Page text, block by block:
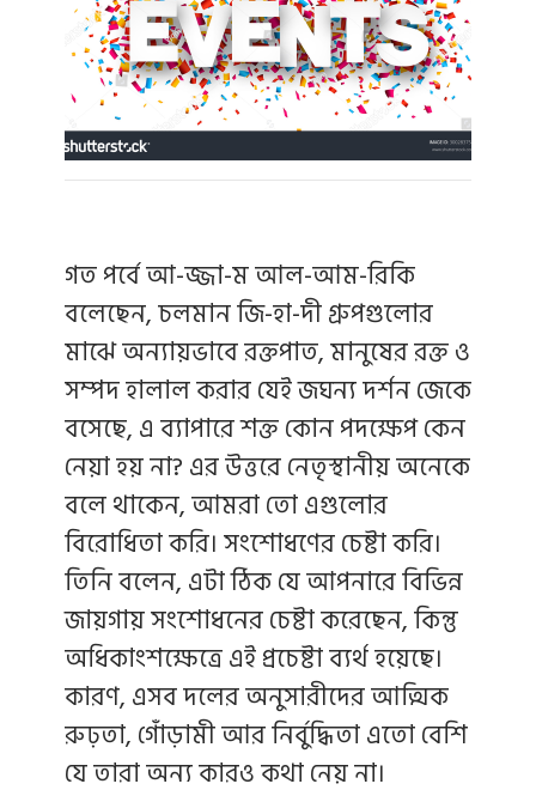
গত পর্বে আ-জ্জা-ম আল-আম-রিকি
বলেছেন, চলমান জি-হা-দী গ্রুপগুলোর
মাঝে অন্যায়ভাবে রক্তপাত, মানুষের রক্ত ও
সম্পদ হালাল করার যেই জঘন্য দর্শন জেকে
বসেছে, এ ব্যাপারে শক্ত কোন পদক্ষেপ কেন
নেয়া হয় না? এর উত্তরে নেতৃস্থানীয় অনেকে
বলে থাকেন, আমরা তো এগুলোর
বিরোধিতা করি। সংশোধণের চেষ্টা করি।
তিনি বলেন, এটা ঠিক যে আপনারে বিভিন্ন
জায়গায় সংশোধনের চেষ্টা করেছেন, কিন্তু
অধিকাংশক্ষেত্রে এই প্রচেষ্টা ব্যর্থ হয়েছে।
কারণ, এসব দলের অনুসারীদের আত্মিক
রুঢ়তা, গোঁড়ামী আর নির্বুদ্ধিতা এতো বেশি
যে তারা অন্য কারও কথা নেয় না।